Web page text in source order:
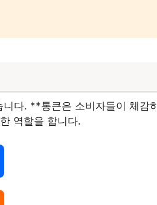
니다. **통큰은 소비자들이 체감
역할을 합니다.